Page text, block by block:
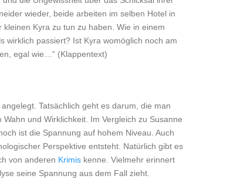
wieder, beide arbeiten im selben Hotel in
Kyra zu tun zu haben. Wie in einem
wirklich passiert? Ist Kyra womöglich noch am
egal wie…“ (Klappentext)
Tatsächlich geht es darum, die man
und Wirklichkeit. Im Vergleich zu Susanne
ist die Spannung auf hohem Niveau. Auch
Perspektive entsteht. Natürlich gibt es
von anderen Krimis kenne. Vielmehr erinnert
seine Spannung aus dem Fall zieht.